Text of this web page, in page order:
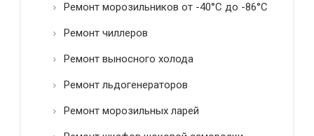
Ремонт морозильников от -40°C до -86°C
Ремонт чиллеров
Ремонт выносного холода
Ремонт льдогенераторов
Ремонт морозильных ларей